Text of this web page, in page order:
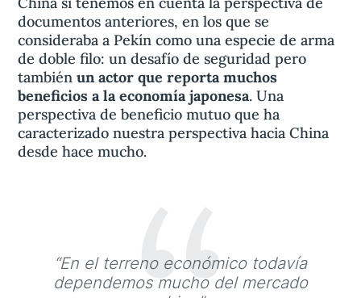
documentos anteriores, en los que se
consideraba a Pekín como una especie de arma
de doble filo: un desafío de seguridad pero
tambiénun actor que reporta muchos
beneficios a la economía japonesa. Una
perspectiva de beneficio mutuo que ha
caracterizado nuestra perspectiva hacia China
desde hace mucho.
“En el terreno económico todavía
dependemos mucho del mercado